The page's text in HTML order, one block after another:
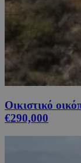
Οικιστικό
€290,000